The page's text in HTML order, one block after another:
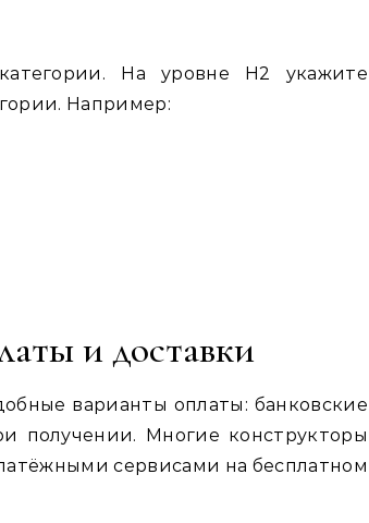
На уровне H2 укажите
Например:
и доставки
варианты оплаты: банковские
получении. Многие конструкторы
сервисами на бесплатном